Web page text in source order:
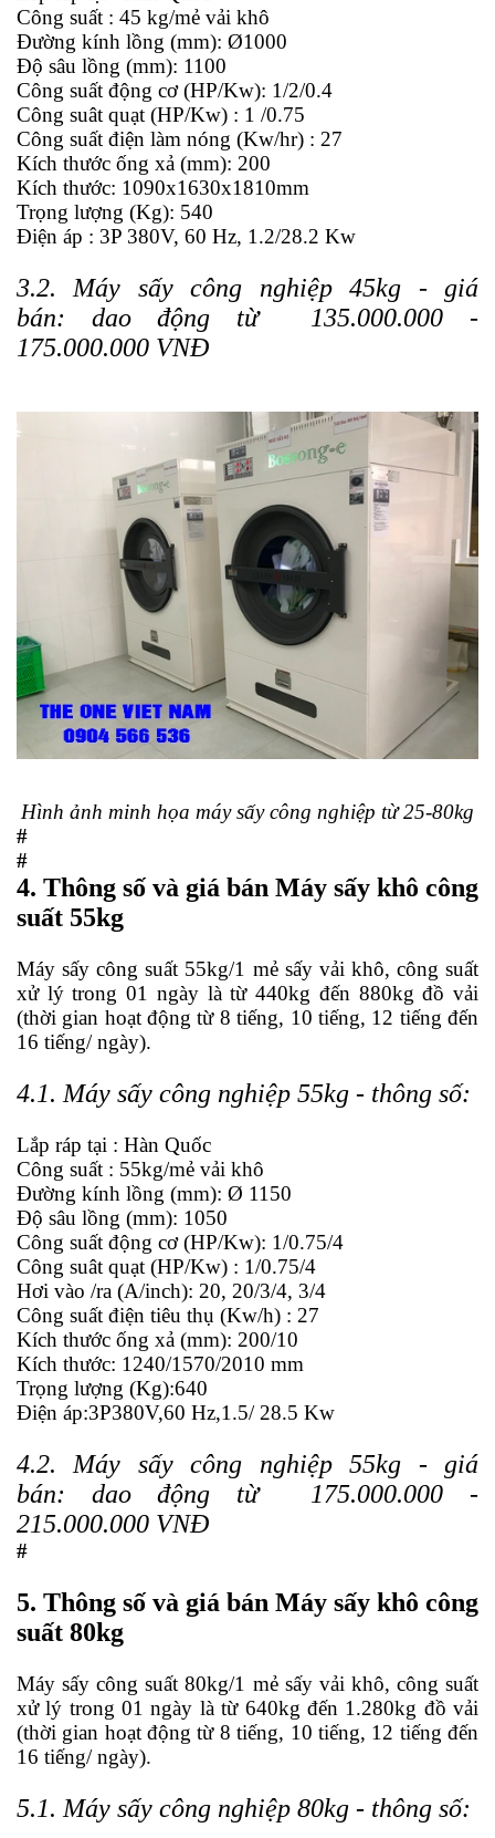
Công suất : 45 kg/mẻ vải khô
Đường kính lồng (mm): Ø1000
Độ sâu lồng (mm): 1100
Công suất động cơ (HP/Kw): 1/2/0.4
Công suât quạt (HP/Kw) : 1 /0.75
Công suất điện làm nóng (Kw/hr) : 27
Kích thước ống xả (mm): 200
Kích thước: 1090x1630x1810mm
Trọng lượng (Kg): 540
Điện áp : 3P 380V, 60 Hz, 1.2/28.2 Kw
3.2. Máy sấy công nghiệp 45kg - giá
bán: dao động từ 135.000.000 -
175.000.000 VNĐ
Hình ảnh minh họa máy sấy công nghiệp từ 25-80kg
#
#
4. Thông số và giá bán Máy sấy khô công
suất 55kg
Máy sấycông suất 55kg/1 mẻ sấy vải khô, công suất
xử lý trong 01 ngày là từ 440kg đến 880kg đồ vải
(thời gian hoạt động từ 8 tiếng, 10 tiếng, 12 tiếng đến
16 tiếng/ ngày).
4.1. Máy sấy công nghiệp 55kg - thông số:
Lắp ráp tại : Hàn Quốc
Công suất : 55kg/mẻ vải khô
Đường kính lồng (mm): Ø 1150
Độ sâu lồng (mm): 1050
Công suất động cơ (HP/Kw): 1/0.75/4
Công suât quạt (HP/Kw) : 1/0.75/4
Hơi vào /ra (A/inch): 20, 20/3/4, 3/4
Công suất điện tiêu thụ (Kw/h) : 27
Kích thước ống xả (mm): 200/10
Kích thước: 1240/1570/2010 mm
Trọng lượng (Kg):640
Điện áp:3P380V,60 Hz,1.5/ 28.5 Kw
4.2. Máy sấy công nghiệp 55kg - giá
bán: dao động từ 175.000.000 -
215.000.000 VNĐ
#
5. Thông số và giá bán Máy sấy khô công
suất 80kg
Máy sấycông suất 80kg/1 mẻ sấy vải khô, công suất
xử lý trong 01 ngày là từ 640kg đến 1.280kg đồ vải
(thời gian hoạt động từ 8 tiếng, 10 tiếng, 12 tiếng đến
16 tiếng/ ngày).
5.1. Máy sấy công nghiệp 80kg - thông số: